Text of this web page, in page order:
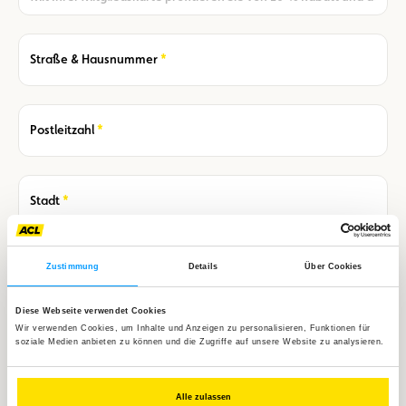
Zustimmung Details Über Cookies
Diese Webseite verwendet Cookies
Wir verwenden Cookies, um Inhalte und Anzeigen zu personalisieren, Funktionen für
soziale Medien anbieten zu können und die Zugriffe auf unsere Website zu analysieren.
Alle zulassen
Straße & Hausnummer
Required
Postleitzahl
Required
Stadt
Required
Land
Required
Telefonnummer